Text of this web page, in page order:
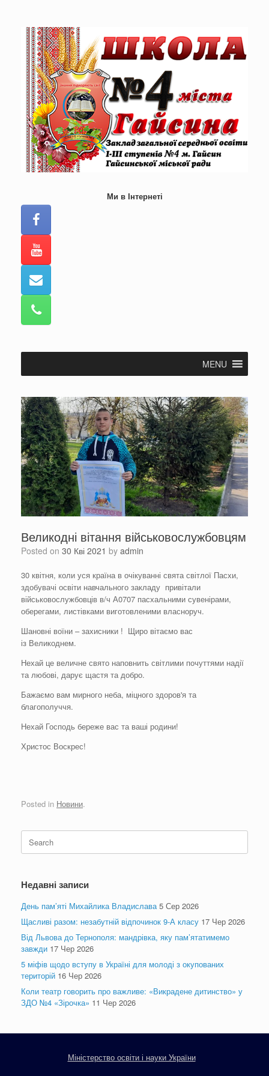
Ми в Інтернеті
MENU
Великодні вітання військовослужбовцям
Posted on 30 Кві 2021 by admin
30 квітня, коли уся країна в очікуванні свята світлої Пасхи,
здобувачі освіти навчального закладу привітали
військовослужбовців в/ч А0707 пасхальними сувенірами,
оберегами, листівками виготовленими власноруч.
Шановні воїни – захисники ! Щиро вітаємо вас
із Великоднем.
Нехай це величне свято наповнить світлими почуттями надії
та любові, дарує щастя та добро.
Бажаємо вам мирного неба, міцного здоров'я та
благополуччя.
Нехай Господь береже вас та ваші родини!
Христос Воскрес!
Posted in Новини.
Search
for:
Недавні записи
День пам’яті Михайлика Владислава 5 Сер 2026
Щасливі разом: незабутній відпочинок 9-А класу 17 Чер 2026
Від Львова до Тернополя: мандрівка, яку пам’ятатимемо
завжди 17 Чер 2026
5 міфів щодо вступу в Україні для молоді з окупованих
територій 16 Чер 2026
Коли театр говорить про важливе: «Викрадене дитинство» у
ЗДО №4 «Зірочка» 11 Чер 2026
Міністерство освіти і науки України